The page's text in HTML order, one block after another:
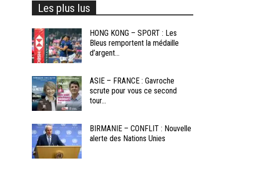
Les plus lus
HONG KONG – SPORT : Les
Bleus remportent la médaille
d’argent...
ASIE – FRANCE : Gavroche
scrute pour vous ce second
tour...
BIRMANIE – CONFLIT : Nouvelle
alerte des Nations Unies